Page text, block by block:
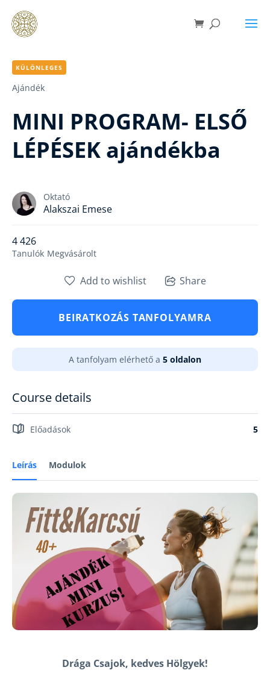
Ajándék
KÜLÖNLEGES
MINI PROGRAM- ELSŐ
LÉPÉSEK ajándékba
Oktató
Alakszai Emese
4 426
Tanulók Megvásárolt
Leírás Modulok
Drága Csajok, kedves Hölgyek!
Add to wishlist Share
BEIRATKOZÁS TANFOLYAMRA
A tanfolyam elérhető a 5 oldalon
Course details
Előadások 5